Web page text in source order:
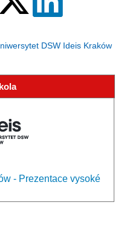
DSW Ideis Kraków
- Prezentace vysoké